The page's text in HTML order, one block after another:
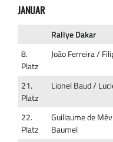
JANUAR
Rallye Dakar
8.
Platz
João Ferreira /
21.
Platz
Lionel Baud /
22.
Platz
Guillaume de
Baumel